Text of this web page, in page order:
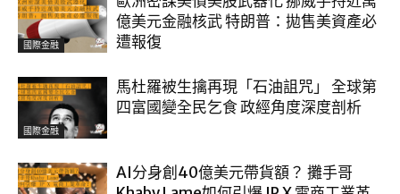
國際金融
億美元金融核武 特朗普：拋售美資產必
遭報復
國際金融
馬杜羅被生擒再現「石油詛咒」 全球第
四富國變全民乞食 政經角度深度剖析
AI分身創40億美元帶貨額？ 攤手哥